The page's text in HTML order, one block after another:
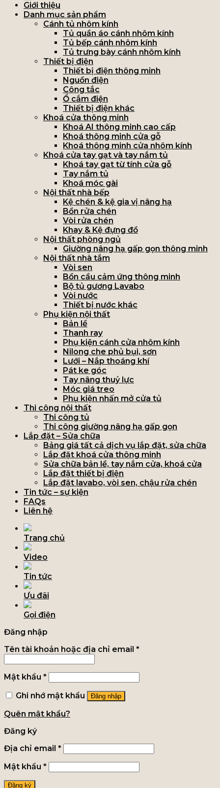
Giới thiệu
Danh mục sản phẩm
Cánh tủ nhôm kính
Tủ quần áo cánh nhôm kính
Tủ bếp cánh nhôm kính
Tủ trưng bày cánh nhôm kính
Thiết bị điện
Thiết bị điện thông minh
Nguồn điện
Công tắc
Ổ cắm điện
Thiết bị điện khác
Khoá cửa thông minh
Khoá AI thông minh cao cấp
Khoá thông minh cửa gỗ
Khoá thông minh cửa nhôm kính
Khoá cửa tay gạt và tay nắm tủ
Khoá tay gạt từ tính cửa gỗ
Tay nắm tủ
Khoá móc gài
Nội thất nhà bếp
Kệ chén & kệ gia vị nâng hạ
Bồn rửa chén
Vòi rửa chén
Khay & Kệ đựng đồ
Nội thất phòng ngủ
Giường nâng hạ gấp gọn thông minh
Nội thất nhà tắm
Vòi sen
Bồn cầu cảm ứng thông minh
Bộ tủ gương Lavabo
Vòi nước
Thiết bị nước khác
Phụ kiện nội thất
Bản lề
Thanh ray
Phụ kiện cánh cửa nhôm kính
Nilong che phủ bụi, sơn
Lưới – Nắp thoáng khí
Pát ke góc
Tay nâng thuỷ lực
Móc giá treo
Phụ kiện nhấn mở cửa tủ
Thi công nội thất
Thi công tủ
Thi công giường nâng hạ gấp gọn
Lắp đặt – Sửa chữa
Bảng giá tất cả dịch vụ lắp đặt, sửa chữa
Lắp đặt khoá cửa thông minh
Sửa chữa bản lề, tay nắm cửa, khoá cửa
Lắp đặt thiết bị điện
Lắp đặt lavabo, vòi sen, chậu rửa chén
Tin tức – sự kiện
FAQs
Liên hệ
Trang chủ
Video
Tin tức
Ưu đãi
Gọi điện
Đăng nhập
Tên tài khoản hoặc địa chỉ email *
Mật khẩu *
Ghi nhớ mật khẩu
Đăng nhập
Quên mật khẩu?
Đăng ký
Địa chỉ email *
Mật khẩu *
Đăng ký